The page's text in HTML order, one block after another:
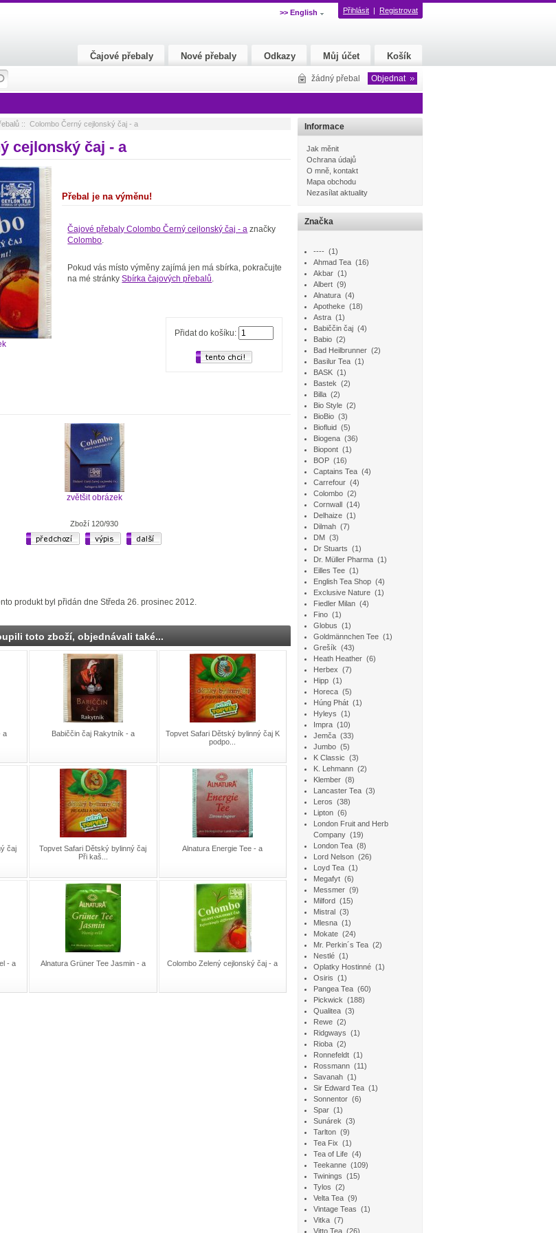
Přihlásit | Registrovat
>> English
Čajové přebaly Nové přebaly Odkazy Můj účet Košík
žádný přebal Objednat
:: Colombo Černý cejlonský čaj - a
cejlonský čaj - a
Přebal je na výměnu!
Čajové přebaly Colombo Černý cejlonský čaj - a značky
Colombo.
Pokud vás místo výměny zajímá jen má sbírka, pokračujte
na mé stránkySbírka čajových přebalů.
Přidat do košíku:
zvětšit obrázek
Zboží 120/930
produkt byl přidán dne Středa 26. prosinec 2012.
toto zboží, objednávali také...
a Babiččin čaj Rakytník - a
Topvet Safari Dětský bylinný čaj K
podpo...
čaj
Topvet Safari Dětský bylinný čaj
Při kaš...
Alnatura Energie Tee - a
- a Alnatura Grüner Tee Jasmin - a Colombo Zelený cejlonský čaj - a
Informace
Jak měnit
Ochrana údajů
O mně, kontakt
Mapa obchodu
Nezasílat aktuality
Značka
---- (1)
Ahmad Tea (16)
Akbar (1)
Albert (9)
Alnatura (4)
Apotheke (18)
Astra (1)
Babiččin čaj (4)
Babio (2)
Bad Heilbrunner (2)
Basilur Tea (1)
BASK (1)
Bastek (2)
Billa (2)
Bio Style (2)
BioBio (3)
Biofluid (5)
Biogena (36)
Biopont (1)
BOP (16)
Captains Tea (4)
Carrefour (4)
Colombo (2)
Cornwall (14)
Delhaize (1)
Dilmah (7)
DM (3)
Dr Stuarts (1)
Dr. Müller Pharma (1)
Eilles Tee (1)
English Tea Shop (4)
Exclusive Nature (1)
Fiedler Milan (4)
Fino (1)
Globus (1)
Goldmännchen Tee (1)
Grešík (43)
Heath Heather (6)
Herbex (7)
Hipp (1)
Horeca (5)
Húng Phát (1)
Hyleys (1)
Impra (10)
Jemča (33)
Jumbo (5)
K Classic (3)
K. Lehmann (2)
Klember (8)
Lancaster Tea (3)
Leros (38)
Lipton (6)
London Fruit and Herb
Company (19)
London Tea (8)
Lord Nelson (26)
Loyd Tea (1)
Megafyt (6)
Messmer (9)
Milford (15)
Mistral (3)
Mlesna (1)
Mokate (24)
Mr. Perkin´s Tea (2)
Nestlé (1)
Oplatky Hostinné (1)
Osiris (1)
Pangea Tea (60)
Pickwick (188)
Qualitea (3)
Rewe (2)
Ridgways (1)
Rioba (2)
Ronnefeldt (1)
Rossmann (11)
Savanah (1)
Sir Edward Tea (1)
Sonnentor (6)
Spar (1)
Sunárek (3)
Tarlton (9)
Tea Fix (1)
Tea of Life (4)
Teekanne (109)
Twinings (15)
Tylos (2)
Velta Tea (9)
Vintage Teas (1)
Vitka (7)
Vitto Tea (26)